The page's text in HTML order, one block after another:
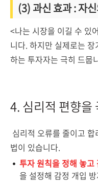
(3) 과신 효과 : 자
<나는 시장을 이길 수 있
니다. 하지만 실제로는
하는 투자자는 극히 드뭅
4. 심리적 편향을
심리적 오류를 줄이고
법이 있습니다.
투자 원칙을 정해 놓고
을 설정해 감정 개입 방